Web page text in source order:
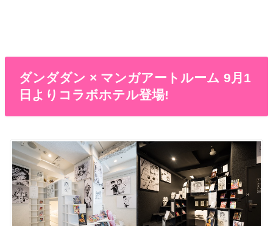
ダンダダン × マンガアートルーム 9月1
日よりコラボホテル登場!